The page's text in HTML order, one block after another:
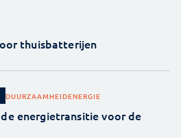
thuisbatterijen
DUURZAAMHEIDENERGIE
energietransitie voor de